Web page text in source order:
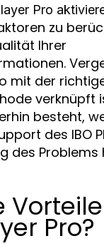
Pro
zu
Ihrer
mit der
verknüpft
besteht,
des IBO
des Problems
Pro?